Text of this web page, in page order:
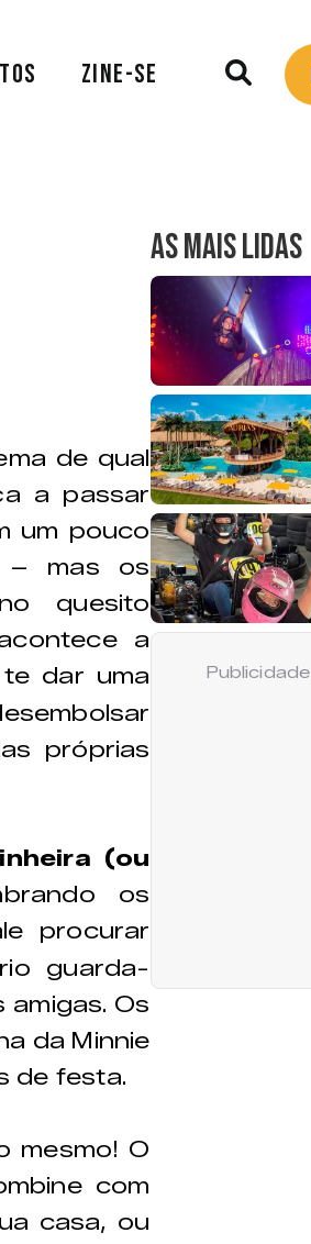
ZINE-SE
de qual
a passar
um pouco
– mas os
quesito
a
dar uma
próprias
(ou
os
procurar
guarda-
amigas. Os
da Minnie
de festa.
mesmo! O
com
casa, ou
AS MAIS LIDAS
Publicidade